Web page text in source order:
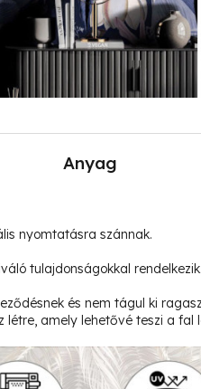
Anyag
nyomtatásra szánnak.
tulajdonságokkal rendelkezik.
és nem tágul ki
amely lehetővé teszi a fal